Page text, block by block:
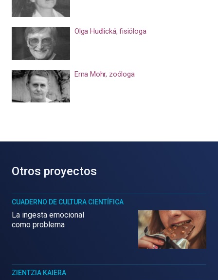
Olga Hudlická, fisióloga
Erna Mohr, zoóloga
Otros proyectos
CUADERNO DE CULTURA CIENTÍFICA
La ingesta emocional
como problema
ZIENTZIA KAIERA